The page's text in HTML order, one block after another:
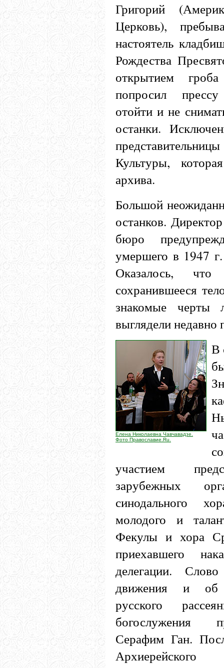
Григорий
Церковь),
настоятель
Рождества
открытием
попросил
отойти и не
останки.
Культуры,
архива.
Большой
останков.
бюро
умершего в 1947
Оказалось,
сохранившееся
знакомые черты
выглядели
Елена Николаевна Чавчавадзе.
Фото Православие.Ru.
В
участием
зарубежных
синодального
молодого и
Фекулы и хора
приехавшего
делегации.
движения и об
русского
богослужения
Серафим Ган.
Архиерейского